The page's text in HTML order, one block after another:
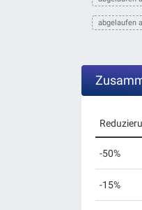
abgelaufen
-50%
-15%